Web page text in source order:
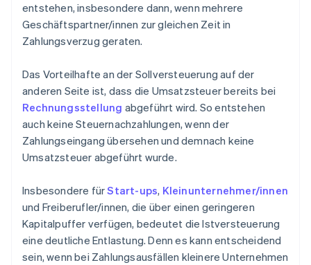
entstehen, insbesondere dann, wenn mehrere
Geschäftspartner/innen zur gleichen Zeit in
Zahlungsverzug geraten.
Das Vorteilhafte an der Sollversteuerung auf der
anderen Seite ist, dass die Umsatzsteuer bereits bei
Rechnungsstellung abgeführt wird. So entstehen
auch keine Steuernachzahlungen, wenn der
Zahlungseingang übersehen und demnach keine
Umsatzsteuer abgeführt wurde.
Insbesondere fürStart-ups, Kleinunternehmer/innen
und Freiberufler/innen, die über einen geringeren
Kapitalpuffer verfügen, bedeutet die Istversteuerung
eine deutliche Entlastung. Denn es kann entscheidend
sein, wenn bei Zahlungsausfällen kleinere Unternehmen